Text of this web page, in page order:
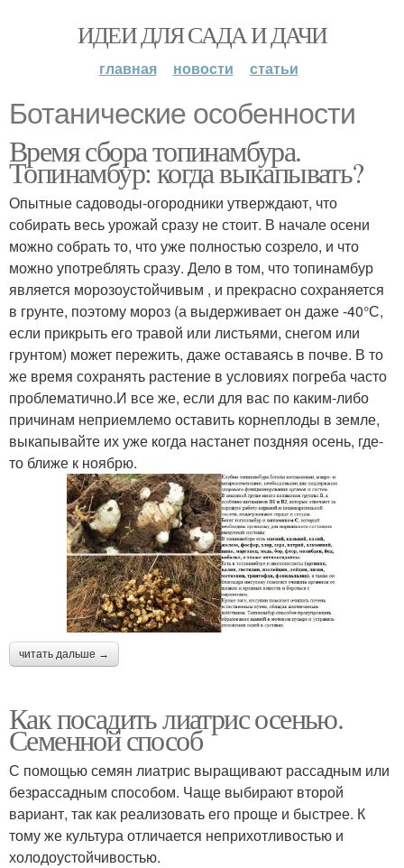
ИДЕИ ДЛЯ САДА И ДАЧИ
главная новости статьи
Ботанические особенности
Время сбора топинамбура.
Топинамбур: когда выкапывать?
Опытные садоводы-огородники утверждают, что
собирать весь урожай сразу не стоит. В начале осени
можно собрать то, что уже полностью созрело, и что
можно употреблять сразу. Дело в том, что топинамбур
является морозоустойчивым , и прекрасно сохраняется
в грунте, поэтому мороз (а выдерживает он даже -40°С,
если прикрыть его травой или листьями, снегом или
грунтом) может пережить, даже оставаясь в почве. В то
же время сохранять растение в условиях погреба часто
проблематично.И все же, если для вас по каким-либо
причинам неприемлемо оставить корнеплоды в земле,
выкапывайте их уже когда настанет поздняя осень, где-
то ближе к ноябрю.
читать дальше →
Как посадить лиатрис осенью.
Семенной способ
С помощью семян лиатрис выращивают рассадным или
безрассадным способом. Чаще выбирают второй
вариант, так как реализовать его проще и быстрее. К
тому же культура отличается неприхотливостью и
холодоустойчивостью.